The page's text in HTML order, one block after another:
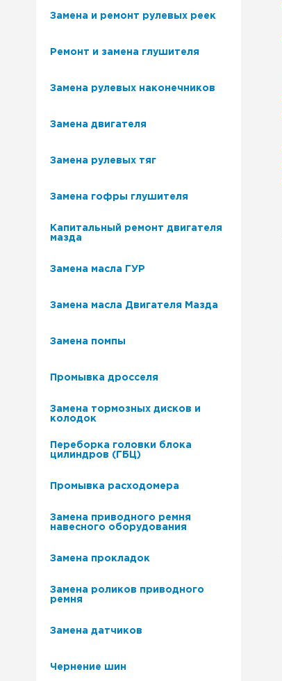
Замена и ремонт рулевых реек
Ремонт и замена глушителя
Замена рулевых наконечников
Замена двигателя
Замена рулевых тяг
Замена гофры глушителя
Капитальный ремонт двигателя
мазда
Замена масла ГУР
Замена масла Двигателя Мазда
Замена помпы
Промывка дросселя
Замена тормозных дисков и
колодок
Переборка головки блока
цилиндров (ГБЦ)
Промывка расходомера
Замена приводного ремня
навесного оборудования
Замена прокладок
Замена роликов приводного
ремня
Замена датчиков
Чернение шин